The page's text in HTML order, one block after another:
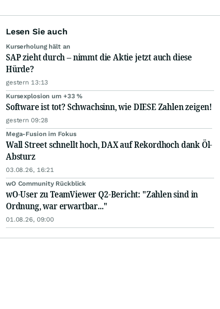
Lesen Sie auch
Kurserholung hält an
SAP zieht durch – nimmt die Aktie jetzt auch diese
Hürde?
gestern 13:13
Kursexplosion um +33 %
Software ist tot? Schwachsinn, wie DIESE Zahlen zeigen!
gestern 09:28
Mega-Fusion im Fokus
Wall Street schnellt hoch, DAX auf Rekordhoch dank Öl-
Absturz
03.08.26, 16:21
wO Community Rückblick
wO-User zu TeamViewer Q2-Bericht: "Zahlen sind in
Ordnung, war erwartbar..."
01.08.26, 09:00